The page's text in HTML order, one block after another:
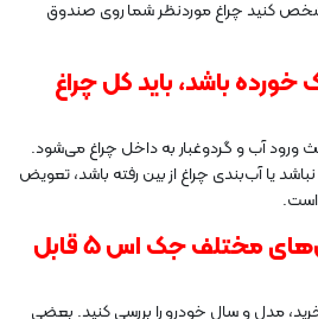
کنید چراغ موردنظر شما روی صندوق
خورده باشد، باید کل چراغ
ورود آب و گردوغبار به داخل چراغ می‌شود.
یا آب‌بندی چراغ از بین رفته باشد، تعویض
است.
آیا این چراغ برای مدل‌های مختلف جک اس 5 قابل
مدل و سال خودرو را بررسی کنید. بعضی